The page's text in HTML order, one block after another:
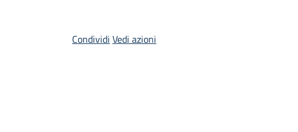
Condividi Vedi azioni